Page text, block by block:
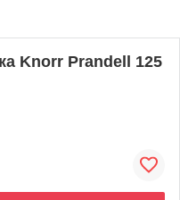
Knorr Prandell 125